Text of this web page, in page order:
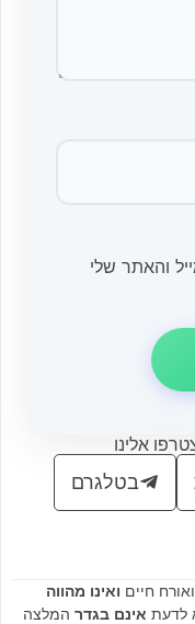
והאתר שלי
אלינו
בטלגרם
חיים ואינו מהווה
לדעת אינם בגדר המלצה